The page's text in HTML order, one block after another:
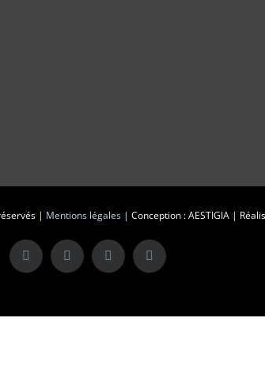
| Mentions légales| Conception : AESTIGIA |
X LinkedInInstagramFacebook